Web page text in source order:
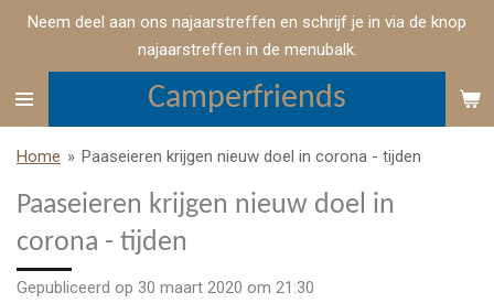
Ga
de
Camperfriends
Neem deel aan ons najaarstreffen en schrijf je in via de knop
najaarstreffen in de menubalk.
Home » Paaseieren krijgen nieuw doel in corona - tijden
Paaseieren krijgen nieuw doel in
corona - tijden
Gepubliceerd op 30 maart 2020 om 21:30